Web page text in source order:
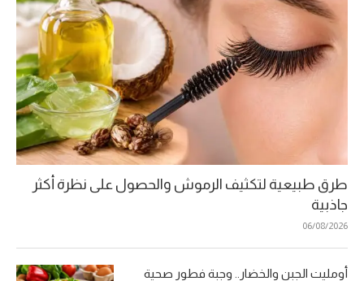
طرق طبيعية لتكثيف الرموش والحصول على نظرة أكثر
جاذبية
06/08/2026
أومليت الجبن والخضار.. وجبة فطور صحية